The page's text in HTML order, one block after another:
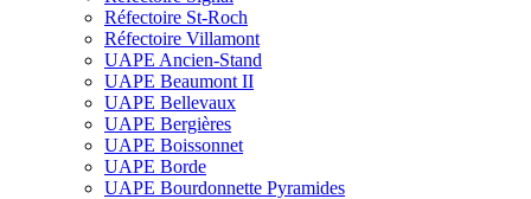
Réfectoire St-Roch
Réfectoire Villamont
UAPE Ancien-Stand
UAPE Beaumont II
UAPE Bellevaux
UAPE Bergières
UAPE Boissonnet
UAPE Borde
UAPE Bourdonnette Pyramides